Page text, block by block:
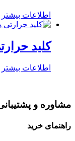
اطلاعات بیشتر
کلید حرارتی
اطلاعات بیشتر
مشاوره و
راهنمای خرید